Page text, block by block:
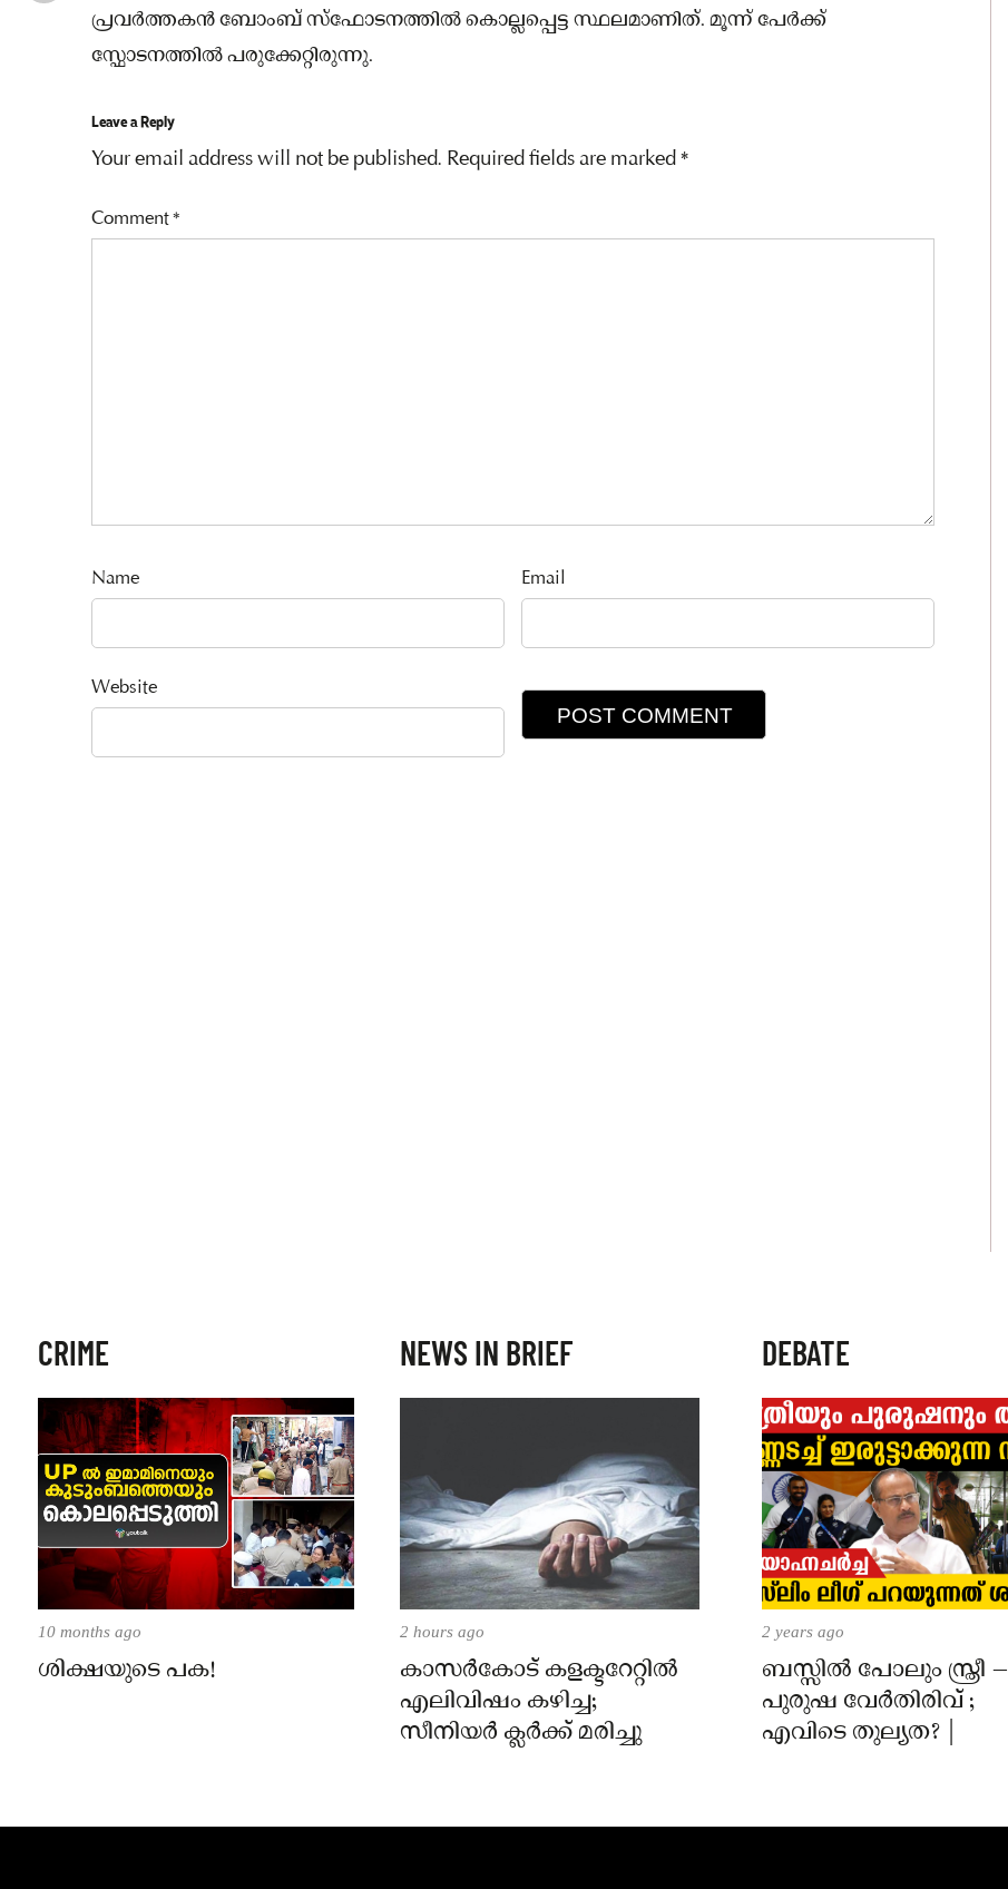
പ്രവർത്തകൻ ബോംബ് സ്‌ഫോടനത്തിൽ കൊല്ലപ്പെട്ട സ്ഥലമാണിത്. മൂന്ന് പേർക്ക്
സ്ഫോടനത്തിൽ പരുക്കേറ്റിരുന്നു.
Leave a Reply
Your email address will not be published. Required fields are marked*
Comment*
Name Email
Website
CRIME
10 months ago
ശിക്ഷയുടെ പക!
NEWS IN BRIEF
2 hours ago
കാസർകോട് കളക്ടറേറ്റിൽ
എലിവിഷം കഴിച്ച;
സീനിയർ ക്ലർക്ക് മരിച്ചു
DEBATE
2 years ago
ബസ്സിൽ പോലും സ്ത്രീ –
പുരുഷ വേർതിരിവ് ;
എവിടെ തുല്യത? |